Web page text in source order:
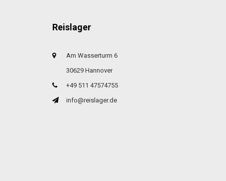
Reislager
Am Wasserturm 6
30629 Hannover
+49 511 47574755
info@reislager.de